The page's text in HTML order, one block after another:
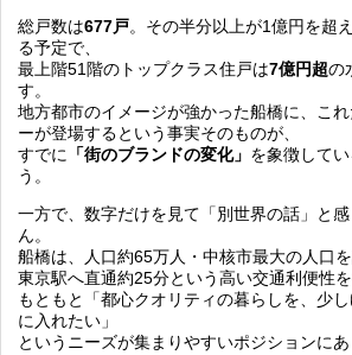
総戸数は677戸。その半分以上が1億円を超
る予定で、
最上階51階のトップクラス住戸は7億円超の
す。
地方都市のイメージが強かった船橋に、こ
ーが登場するという事実そのものが、
すでに
「街のブランドの変化」 を象徴して
う。
一方で、数字だけを見て「別世界の話」と
ん。
船橋は、人口約65万人・中核市最大の人口を
東京駅へ直通約25分という高い交通利便性を
もともと「都心クオリティの暮らしを、少
に入れたい」
というニーズが集まりやすいポジションにあ